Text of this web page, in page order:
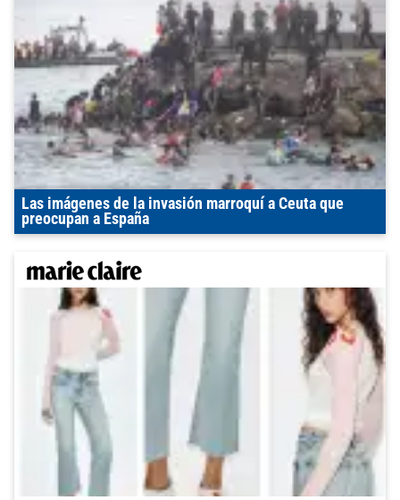
Las imágenes de la invasión marroquí a Ceuta que
preocupan a España